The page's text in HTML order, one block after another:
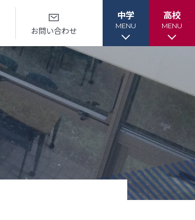
お問い合わせ
中学
MENU
各種書類
各種書類ダウンロード
高校
MENU
各種書類
各種書類ダウンロード
卒業生調査書交付手順